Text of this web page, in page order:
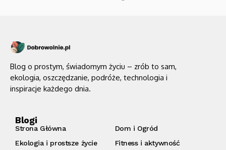
Blog o prostym, świadomym życiu – zrób to sam,
ekologia, oszczędzanie, podróże, technologia i
inspiracje każdego dnia.
Blogi
Strona Główna
Dom i Ogród
Ekologia i prostsze życie
Fitness i aktywność